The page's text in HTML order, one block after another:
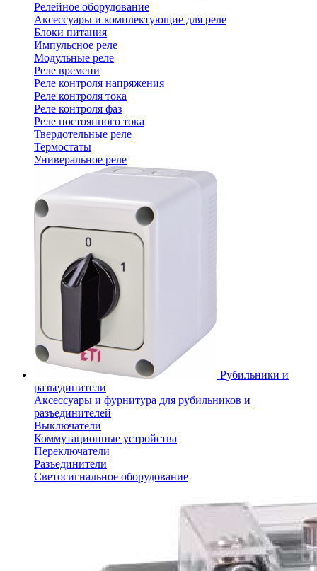
Релейное оборудование
Аксессуары и комплектующие для реле
Блоки питания
Импульсное реле
Модульные реле
Реле времени
Реле контроля напряжения
Реле контроля тока
Реле контроля фаз
Реле постоянного тока
Твердотельные реле
Термостаты
Универальное реле
Рубильники и
разъединители
Аксессуары и фурнитура для рубильников и
разъединителей
Выключатели
Коммутационные устройства
Переключатели
Разъединители
Светосигнальное оборудование